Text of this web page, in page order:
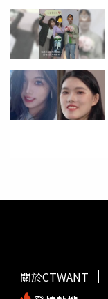
關於CTWANT